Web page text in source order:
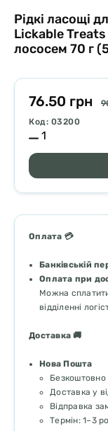
Рідкі ласощі
Lickable Treats
лососем 70 г
76.50 грн
Код: 03200
Оплата 💳
Банківській
Оплата при
Можна
відділенні
Доставка 🚚
Нова Пошта
Безкоштовно
Доставка у
Відправка
Термін: 1–3